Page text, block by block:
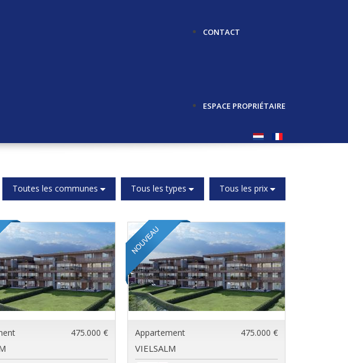
CONTACT
ESPACE PROPRIÉTAIRE
Toutes les communes Tous les types Tous les prix
475.000 € Appartement 475.000 €
VIELSALM